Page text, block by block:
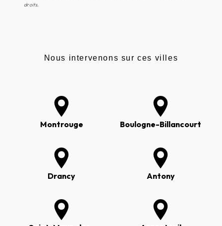
droits.
Nous intervenons sur ces villes
Montrouge Boulogne-Billancourt
Drancy Antony